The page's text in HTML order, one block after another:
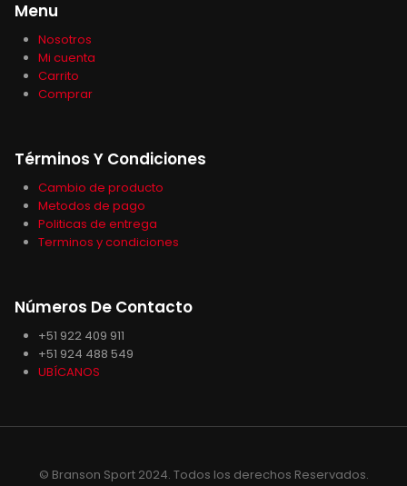
Menu
Nosotros
Mi cuenta
Carrito
Comprar
Términos Y Condiciones
Cambio de producto
Metodos de pago
Politicas de entrega
Terminos y condiciones
Números De Contacto
+51 922 409 911
+51 924 488 549
UBÍCANOS
© Branson Sport 2024. Todos los derechos Reservados.